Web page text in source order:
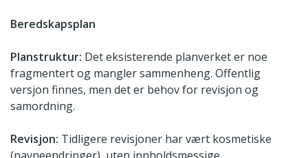
Beredskapsplan
Planstruktur: Det eksisterende planverket er noe
fragmentert og mangler sammenheng. Offentlig
versjon finnes, men det er behov for revisjon og
samordning.
Revisjon: Tidligere revisjoner har vært kosmetiske